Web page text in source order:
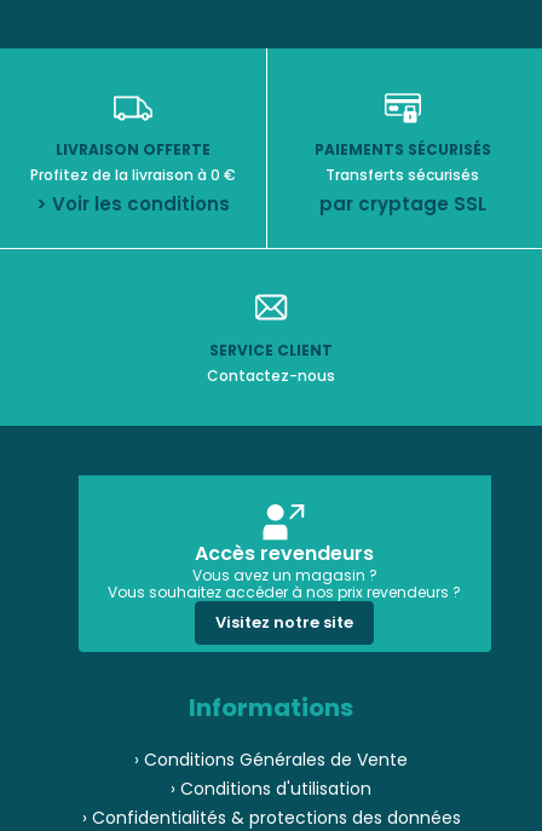
LIVRAISON OFFERTE
Profitez de la livraison à 0 €
> Voir les conditions
PAIEMENTS SÉCURISÉS
Transferts sécurisés
par cryptage SSL
SERVICE CLIENT
Contactez-nous
Accès revendeurs
Vous avez un magasin ?
Vous souhaitez accéder à nos prix revendeurs ?
Visitez notre site
Informations
› Conditions Générales de Vente
› Conditions d'utilisation
› Confidentialités & protections des données